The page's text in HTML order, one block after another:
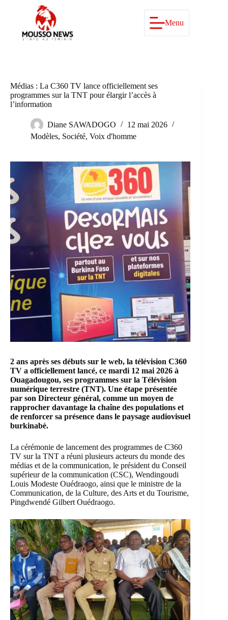
Menu
Médias : La C360 TV lance officiellement ses
programmes sur la TNT pour élargir l’accès à
l’information
Diane SAWADOGO
12 mai 2026
Modèles, Société, Voix d'homme
2 ans après ses débuts sur le web, la télévision C360
TV a officiellement lancé, ce mardi 12 mai 2026 à
Ouagadougou, ses programmes sur la Télévision
numérique terrestre (TNT). Une étape présentée
par son Directeur général, comme un moyen de
rapprocher davantage la chaîne des populations et
de renforcer sa présence dans le paysage audiovisuel
burkinabè.
La cérémonie de lancement des programmes de C360
TV sur la TNT a réuni plusieurs acteurs du monde des
médias et de la communication, le président du Conseil
supérieur de la communication (CSC), Wendingoudi
Louis Modeste Ouédraogo, ainsi que le ministre de la
Communication, de la Culture, des Arts et du Tourisme,
Pingdwendé Gilbert Ouédraogo.